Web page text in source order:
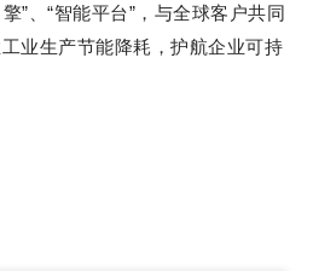
”、“智能平台”，与全球客户共同
业生产节能降耗，护航企业可持